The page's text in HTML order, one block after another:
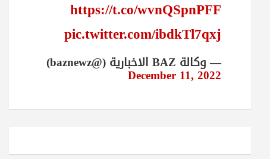
https://t.co/wvnQSpnPFF
pic.twitter.com/ibdkTl7qxj
— وكالة BAZ الاخبارية (@baznewz)
December 11, 2022